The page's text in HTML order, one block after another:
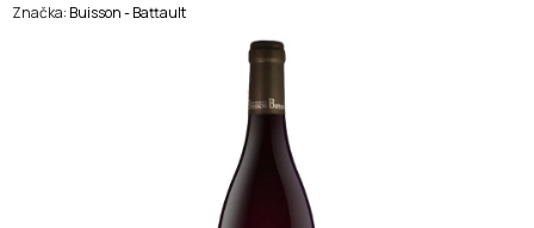
hodnocení
Značka: Buisson - Battault